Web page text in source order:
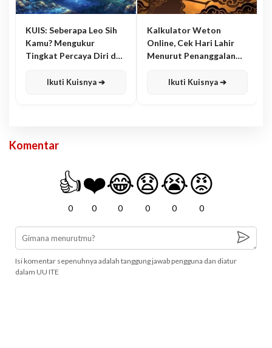
KUIS: Seberapa Leo Sih
Kamu? Mengukur
Tingkat Percaya Diri dan
Ikuti Kuisnya ➔
Kalkulator Weton
Online, Cek Hari Lahir
Menurut Penanggalan
Ikuti Kuisnya ➔
Komentar
👍
0
❤️
0
😂
0
😧
0
😭
0
😡
0
Isi komentar sepenuhnya adalah tanggung jawab pengguna dan diatur
dalam UU ITE